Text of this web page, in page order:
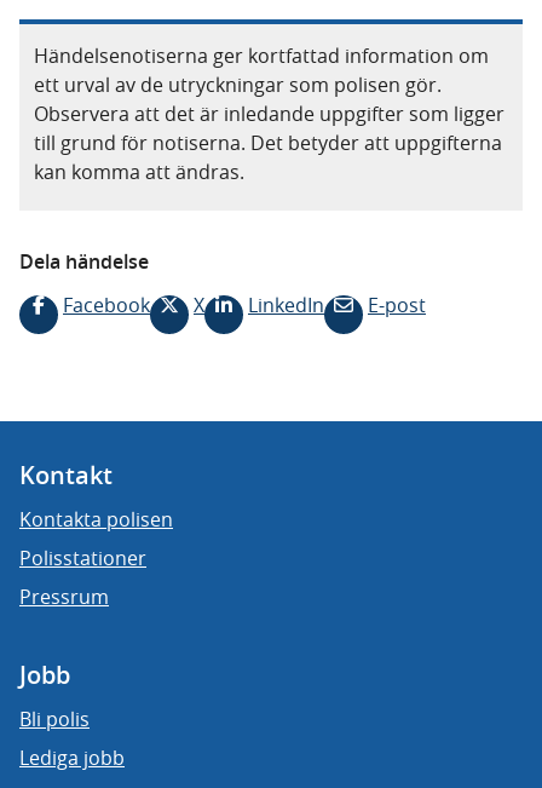
Händelsenotiserna ger kortfattad information om
ett urval av de utryckningar som polisen gör.
Observera att det är inledande uppgifter som ligger
till grund för notiserna. Det betyder att uppgifterna
kan komma att ändras.
Dela händelse
Facebook
X LinkedIn E-post
Kontakt
Kontakta polisen
Polisstationer
Pressrum
Jobb
Bli polis
Lediga jobb